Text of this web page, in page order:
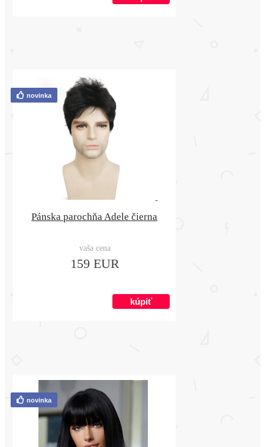
Pánska parochňa Adele čierna
vaša cena
159 EUR
novinka
novinka